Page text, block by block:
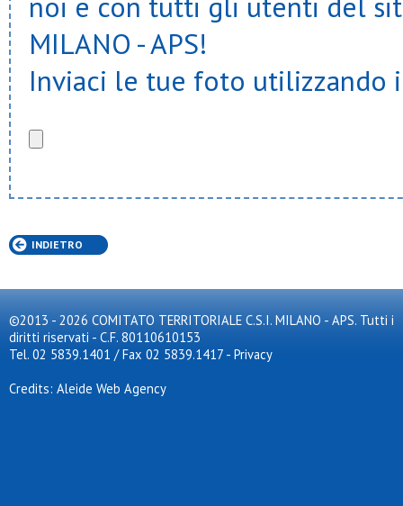
MILANO - APS!
Inviaci le tue foto utilizzando
INDIETRO
©2013 - 2026 COMITATO TERRITORIALE C.S.I. MILANO - APS. Tutti i
diritti riservati - C.F. 80110610153
Tel. 02 5839.1401 / Fax 02 5839.1417 - Privacy
Credits: Aleide Web Agency